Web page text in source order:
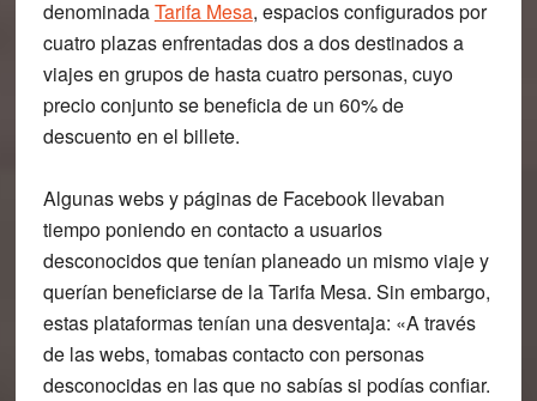
denominadaTarifa Mesa, espacios configurados por
cuatro plazas enfrentadas dos a dos destinados a
viajes en grupos de hasta cuatro personas, cuyo
precio conjunto se beneficia de un 60% de
descuentoen el billete.
Algunas webs y páginas de Facebook llevaban
tiempo poniendo en contacto a usuarios
desconocidos que tenían planeado un mismo viaje y
querían beneficiarse de la Tarifa Mesa. Sin embargo,
estas plataformas tenían una desventaja: «A través
de las webs, tomabas contacto con personas
desconocidas en las que no sabías si podías confiar.